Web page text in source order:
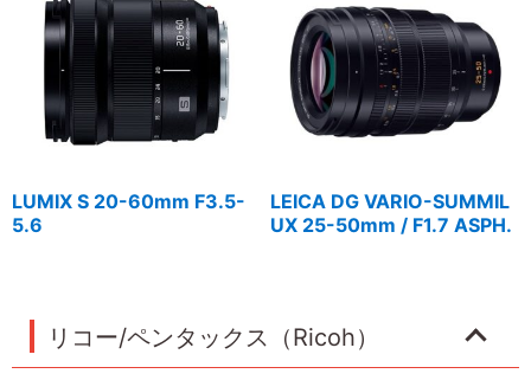
LUMIX S 20-60mm F3.5-
5.6
LEICA DG VARIO-SUMMIL
UX 25-50mm / F1.7 ASPH.
リコー/ペンタックス（Ricoh）